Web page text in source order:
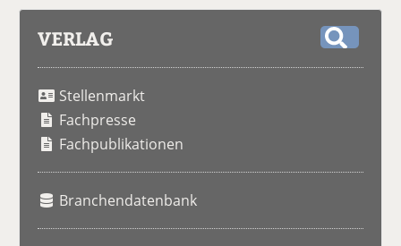
VERLAG
Stellenmarkt
Fachpresse
Fachpublikationen
Branchendatenbank